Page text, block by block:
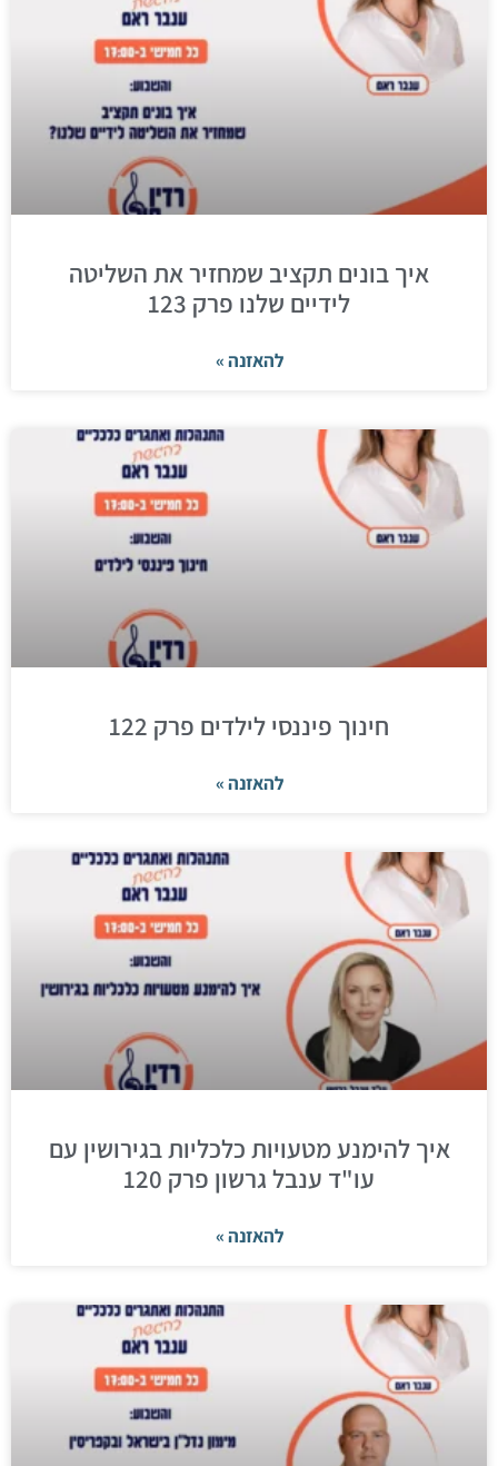
איך בונים תקציב שמחזיר את השליטה
לידיים שלנו פרק 123
להאזנה »
חינוך פיננסי לילדים פרק 122
להאזנה »
איך להימנע מטעויות כלכליות בגירושין עם
עו"ד ענבל גרשון פרק 120
להאזנה »